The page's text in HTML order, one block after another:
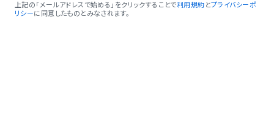
上記の「メールアドレスで始める」をクリックすることで利用規約 とプライバシーポ
リシーに同意したものとみなされます。